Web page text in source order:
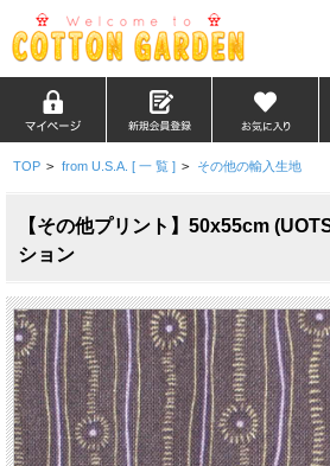
TOP > from U.S.A. [ 一 覧 ] > その他の輸入生地
【その他プリント】50x55cm
ション